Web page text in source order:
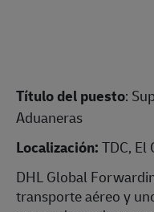
Título del puesto:
Aduaneras
Localización:TDC, El
DHL Global
transporte aéreo y